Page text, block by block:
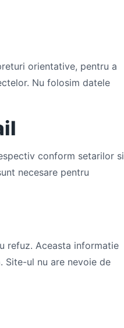
orientative, pentru a
Nu folosim datele
conform setarilor si
necesare pentru
refuz. Aceasta informatie
Site-ul nu are nevoie de